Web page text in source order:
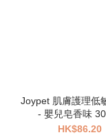
Joypet 肌膚護理低
- 嬰兒皂香味
HK$86.20